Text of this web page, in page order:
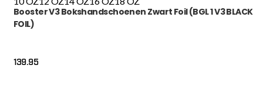
Booster V3 Bokshandschoenen Zwart Foil (BGL 1 V3 BLACK
FOIL)
139.95